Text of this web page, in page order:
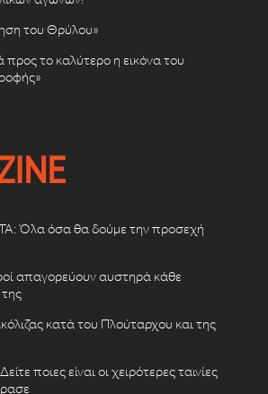
του Θρύλου»
το καλύτερο η εικόνα του
Όλα όσα θα δούμε την προσεχή
απαγορεύουν αυστηρά κάθε
κατά του Πλούταρχου και της
ποιες είναι οι χειρότερες ταινίες